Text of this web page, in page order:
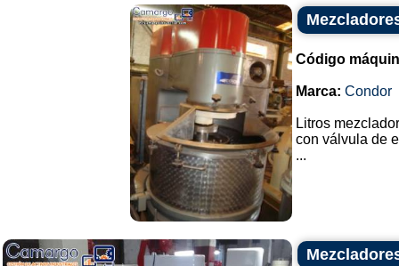
Código
Marca: Condor
Litros
con válvula de
...